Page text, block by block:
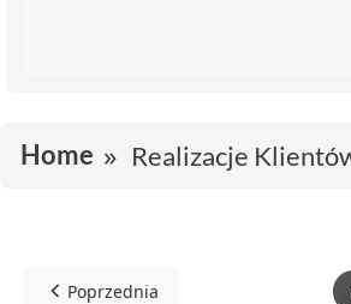
Home Realizacje
Poprzednia